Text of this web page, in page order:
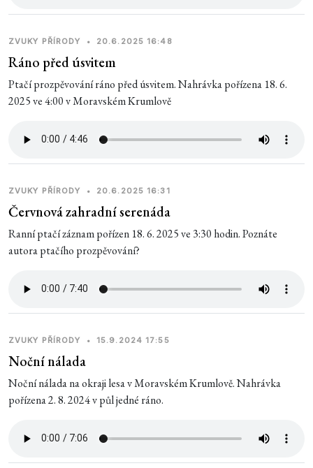
ZVUKY PŘÍRODY • 20.6.2025 16:48
Ráno před úsvitem
Ptačí prozpěvování ráno před úsvitem. Nahrávka pořízena 18. 6.
2025 ve 4:00 v Moravském Krumlově
ZVUKY PŘÍRODY • 20.6.2025 16:31
Červnová zahradní serenáda
Ranní ptačí záznam pořízen 18. 6. 2025 ve 3:30 hodin. Poznáte
autora ptačího prozpěvování?
ZVUKY PŘÍRODY • 15.9.2024 17:55
Noční nálada
Noční nálada na okraji lesa v Moravském Krumlově. Nahrávka
pořízena 2. 8. 2024 v půl jedné ráno.